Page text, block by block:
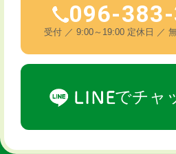
096-
受付 ／ 9:00～19:00 定休日 ／
でチャ